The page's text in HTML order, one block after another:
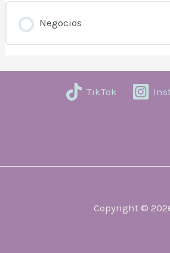
Negocios
TikTok
Copyright ©